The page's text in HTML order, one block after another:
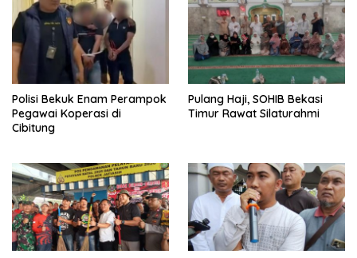
Polisi Bekuk Enam Perampok
Pegawai Koperasi di
Cibitung
Pulang Haji, SOHIB Bekasi
Timur Rawat Silaturahmi